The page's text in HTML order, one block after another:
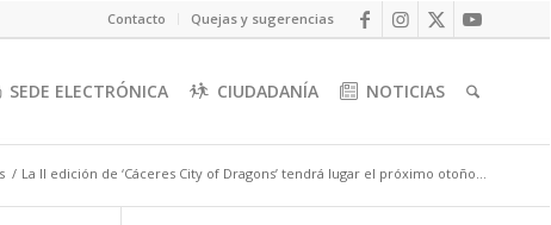
Contacto Quejas y sugerencias
SEDE ELECTRÓNICA CIUDADANÍA NOTICIAS
/ La II edición de ‘Cáceres City of Dragons’ tendrá lugar el próximo otoño...